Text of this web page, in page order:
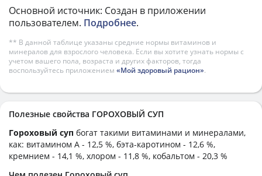
Основной источник: Создан в приложении
пользователем. Подробнее.
** В данной таблице указаны средние нормы витаминов и
минералов для взрослого человека. Если вы хотите узнать нормы с
учетом вашего пола, возраста и других факторов, тогда
воспользуйтесь приложением «Мой здоровый рацион».
Полезные свойства ГОРОХОВЫЙ СУП
Гороховый суп богат такими витаминами и минералами,
как: витамином А - 12,5 %, бэта-каротином - 12,6 %,
кремнием - 14,1 %, хлором - 11,8 %, кобальтом - 20,3 %